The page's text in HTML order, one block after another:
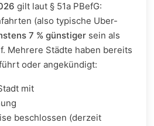
gilt laut § 51a PBefG:
(also typische Uber-
7 % günstiger sein als
Mehrere Städte haben bereits
oder angekündigt:
mit
beschlossen (derzeit